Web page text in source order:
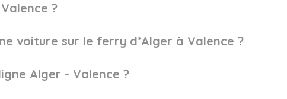
?
voiture sur le ferry d’Alger à Valence ?
Alger - Valence ?